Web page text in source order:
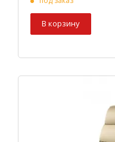
В корзину